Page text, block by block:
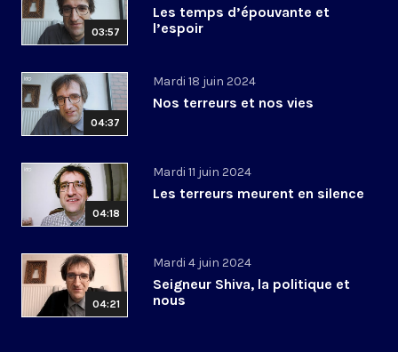
03:57
Les temps d’épouvante et
l’espoir
04:37
Mardi 18 juin 2024
Nos terreurs et nos vies
04:18
Mardi 11 juin 2024
Les terreurs meurent en silence
04:21
Mardi 4 juin 2024
Seigneur Shiva, la politique et
nous